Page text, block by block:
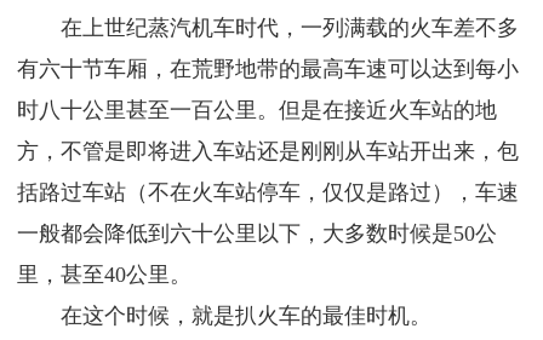
在上世纪蒸汽机车时代，一列满载的火车差不多
有六十节车厢，在荒野地带的最高车速可以达到每小
时八十公里甚至一百公里。但是在接近火车站的地
方，不管是即将进入车站还是刚刚从车站开出来，包
括路过车站（不在火车站停车，仅仅是路过），车速
一般都会降低到六十公里以下，大多数时候是50公
里，甚至40公里。
在这个时候，就是扒火车的最佳时机。